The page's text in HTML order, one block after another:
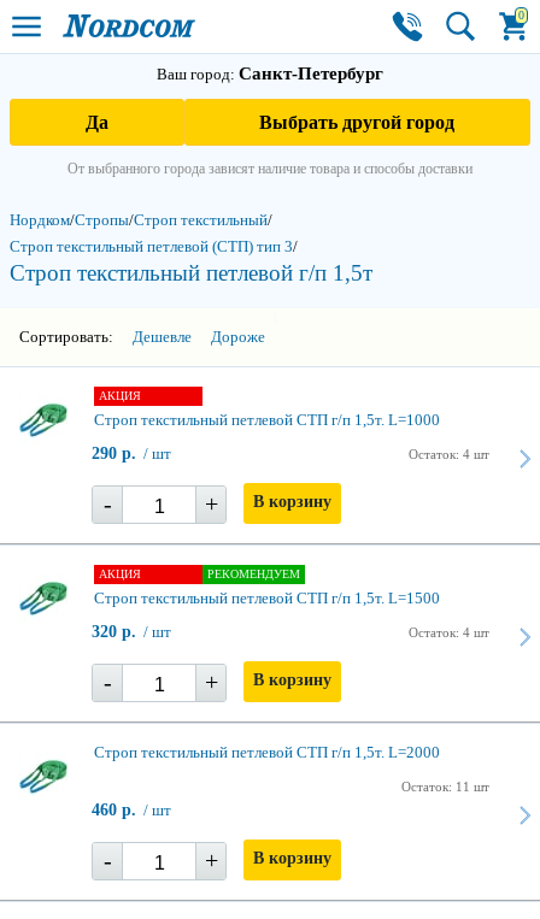
0
Ваш город: Санкт-Петербург
Да Выбрать другой город
От выбранного города зависят наличие товара и способы доставки
Нордком/Стропы/Строп текстильный/
Строп текстильный петлевой (СТП) тип 3/
Строп текстильный петлевой г/п 1,5т
Сортировать: Дешевле Дороже
АКЦИЯ
Строп текстильный петлевой СТП г/п 1,5т. L=1000
Остаток: 4 шт
290 р. / шт
- + В корзину
АКЦИЯ РЕКОМЕНДУЕМ
Строп текстильный петлевой СТП г/п 1,5т. L=1500
Остаток: 4 шт
320 р. / шт
- + В корзину
Строп текстильный петлевой СТП г/п 1,5т. L=2000
Остаток: 11 шт
460 р. / шт
- + В корзину